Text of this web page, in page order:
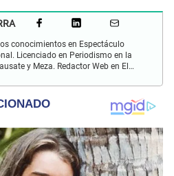
conocimientos en Espectáculo
Licenciado en Periodismo en la
y Meza. Redactor Web en El
y espectáculo.